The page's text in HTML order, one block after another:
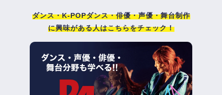
ダンス・K-POPダンス・俳優・声優・舞台制作
に興味がある人はこちらをチェック！